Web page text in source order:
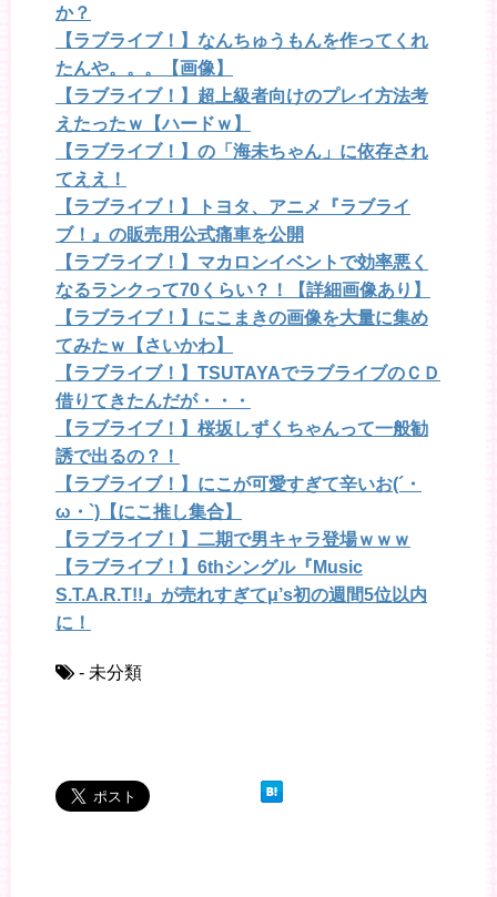
か？
【ラブライブ！】なんちゅうもんを作ってくれ
たんや。。。【画像】
【ラブライブ！】超上級者向けのプレイ方法考
えたったｗ【ハードｗ】
【ラブライブ！】の「海未ちゃん」に依存され
てええ！
【ラブライブ！】トヨタ、アニメ『ラブライ
ブ！』の販売用公式痛車を公開
【ラブライブ！】マカロンイベントで効率悪く
なるランクって70くらい？！【詳細画像あり】
【ラブライブ！】にこまきの画像を大量に集め
てみたｗ【さいかわ】
【ラブライブ！】TSUTAYAでラブライブのＣＤ
借りてきたんだが・・・
【ラブライブ！】桜坂しずくちゃんって一般勧
誘で出るの？！
【ラブライブ！】にこが可愛すぎて辛いお(´・
ω・`)【にこ推し集合】
【ラブライブ！】二期で男キャラ登場ｗｗｗ
【ラブライブ！】6thシングル『Music
S.T.A.R.T!!』が売れすぎてμ’s初の週間5位以内
に！
- 未分類